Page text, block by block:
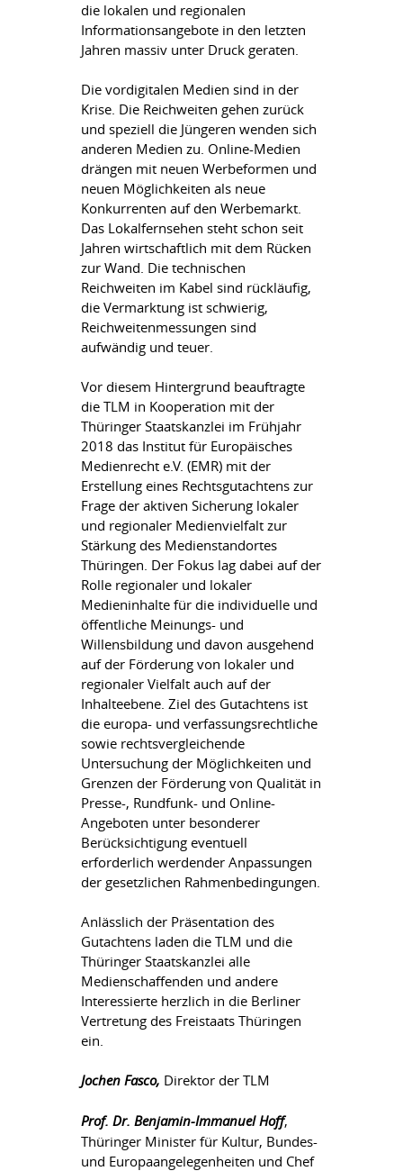
die lokalen und regionalen
Informationsangebote in den letzten
Jahren massiv unter Druck geraten.
Die vordigitalen Medien sind in der
Krise. Die Reichweiten gehen zurück
und speziell die Jüngeren wenden sich
anderen Medien zu. Online-Medien
drängen mit neuen Werbeformen und
neuen Möglichkeiten als neue
Konkurrenten auf den Werbemarkt.
Das Lokalfernsehen steht schon seit
Jahren wirtschaftlich mit dem Rücken
zur Wand. Die technischen
Reichweiten im Kabel sind rückläufig,
die Vermarktung ist schwierig,
Reichweitenmessungen sind
aufwändig und teuer.
Vor diesem Hintergrund beauftragte
die TLM in Kooperation mit der
Thüringer Staatskanzlei im Frühjahr
2018 das Institut für Europäisches
Medienrecht e.V. (EMR) mit der
Erstellung eines Rechtsgutachtens zur
Frage der aktiven Sicherung lokaler
und regionaler Medienvielfalt zur
Stärkung des Medienstandortes
Thüringen. Der Fokus lag dabei auf der
Rolle regionaler und lokaler
Medieninhalte für die individuelle und
öffentliche Meinungs- und
Willensbildung und davon ausgehend
auf der Förderung von lokaler und
regionaler Vielfalt auch auf der
Inhalteebene. Ziel des Gutachtens ist
die europa- und verfassungsrechtliche
sowie rechtsvergleichende
Untersuchung der Möglichkeiten und
Grenzen der Förderung von Qualität in
Presse-, Rundfunk- und Online-
Angeboten unter besonderer
Berücksichtigung eventuell
erforderlich werdender Anpassungen
der gesetzlichen Rahmenbedingungen.
Anlässlich der Präsentation des
Gutachtens laden die TLM und die
Thüringer Staatskanzlei alle
Medienschaffenden und andere
Interessierte herzlich in die Berliner
Vertretung des Freistaats Thüringen
ein.
Jochen Fasco, Direktor der TLM
Prof. Dr. Benjamin-Immanuel Hoff,
Thüringer Minister für Kultur, Bundes-
und Europaangelegenheiten und Chef